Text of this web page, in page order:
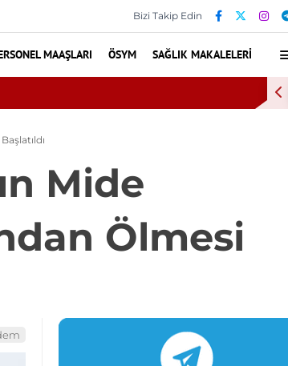
Bizi Takip Edin
MAAŞLARI ÖSYM SAĞLIK MAKALELERI
Mide
Ölmesi